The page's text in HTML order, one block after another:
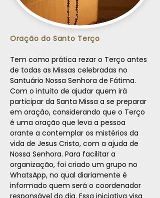
Oração do Santo Terço
Tem como prática rezar o Terço antes
de todas as Missas celebradas no
Santuário Nossa Senhora de Fátima.
Com o intuito de ajudar quem irá
participar da Santa Missa a se preparar
em oração, considerando que o Terço
é uma oração que leva a pessoa
orante a contemplar os mistérios da
vida de Jesus Cristo, com a ajuda de
Nossa Senhora. Para facilitar a
organização, foi criado um grupo no
WhatsApp, no qual diariamente é
informado quem será o coordenador
responsável do dia. Essa iniciativa visa